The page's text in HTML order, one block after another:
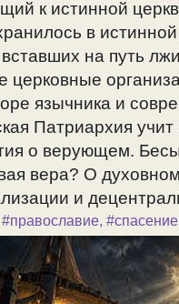
к истинной
в
на путь
церковные
язычника и
Патриархия учит
о верующем.
вера? О
и
#православие, #спасение